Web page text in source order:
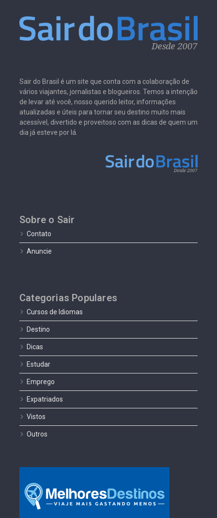
Sair do Brasil é um site que conta com a colaboração de
vários viajantes, jornalistas e blogueiros. Temos a intenção
de levar até você, nosso querido leitor, informações
atualizadas e úteis para tornar seu destino muito mais
acessível, divertido e proveitoso com as dicas de quem um
dia já esteve por lá.
Sobre o Sair
Contato
Anuncie
Categorias Populares
Cursos de Idiomas
Destino
Dicas
Estudar
Emprego
Expatriados
Vistos
Outros